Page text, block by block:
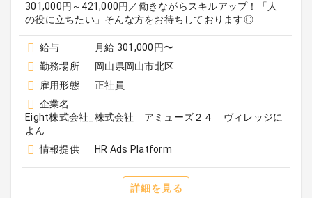
301,000円～421,000円／働きながらスキルアップ！「人
の役に立ちたい」そんな方をお待ちしております◎
給与
月給 301,000円〜
勤務場所
岡山県岡山市北区
雇用形態
正社員
企業名
Eight株式会社_株式会社 アミューズ２４ ヴィレッジに
よん
情報提供
HR Ads Platform
詳細を見る